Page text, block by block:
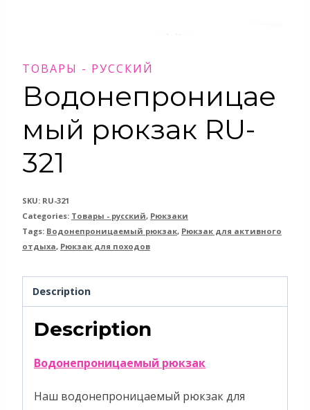
ТОВАРЫ - РУССКИЙ
Водонепроницае
мый рюкзак RU-
321
SKU: RU-321
Categories: Товары - русский, Рюкзаки
Tags: Водонепроницаемый рюкзак, Рюкзак для активного
отдыха, Рюкзак для походов
Description
Description
Водонепроницаемый рюкзак
Наш водонепроницаемый рюкзак для